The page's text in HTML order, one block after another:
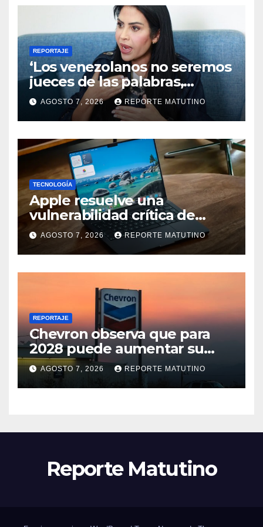
REPORTAJE
‘Los venezolanos no seremos
jueces de las palabras,
seremos testigos de los
resultados’
AGOSTO 7, 2026 REPORTE MATUTINO
TECNOLOGÍA
Apple resuelve una
vulnerabilidad crítica de
macOS: actualiza tu Mac
ahora
AGOSTO 7, 2026 REPORTE MATUTINO
REPORTAJE
Chevron observa que para
2028 puede aumentar su
producción en Venezuela y
extraer alrededor de 420.000
barriles diarios
AGOSTO 7, 2026 REPORTE MATUTINO
Reporte Matutino